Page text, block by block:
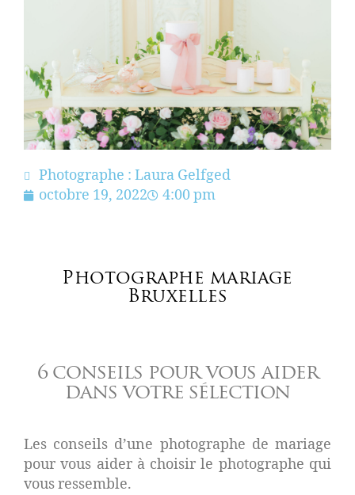
Photographe : Laura Gelfged
octobre 19, 2022
4:00 pm
Photographe mariage
Bruxelles
6 conseils pour vous aider
dans votre sélection
Les conseils d’une photographe de mariage
pour vous aider à choisir le photographe qui
vous ressemble.